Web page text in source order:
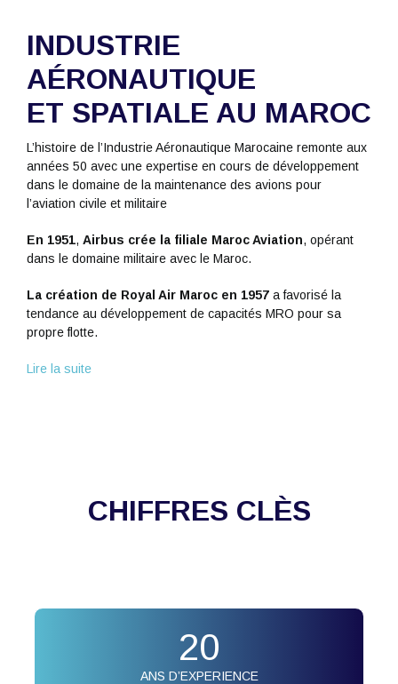
INDUSTRIE
AÉRONAUTIQUE
ET SPATIALE AU MAROC
L’histoire de l’Industrie Aéronautique Marocaine remonte aux
années 50 avec une expertise en cours de développement
dans le domaine de la maintenance des avions pour
l’aviation civile et militaire
En 1951, Airbus crée la filiale Maroc Aviation, opérant
dans le domaine militaire avec le Maroc.
La création de Royal Air Maroc en 1957a favorisé la
tendance au développement de capacités MRO pour sa
propre flotte.
Lire la suite
CHIFFRES CLÈS
20
ANS D’EXPERIENCE